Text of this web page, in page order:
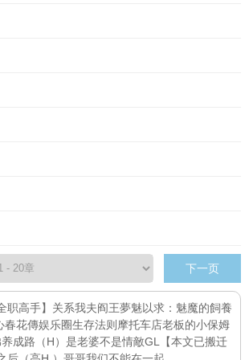
下一页
职高手】关系我夫阎王夢魅以求：魅魔的飼養
春花傳娱乐圈生存法则 摩托车店老板的小保姆
成路（H） 是老婆不是情敵GL
【本文已搬迁